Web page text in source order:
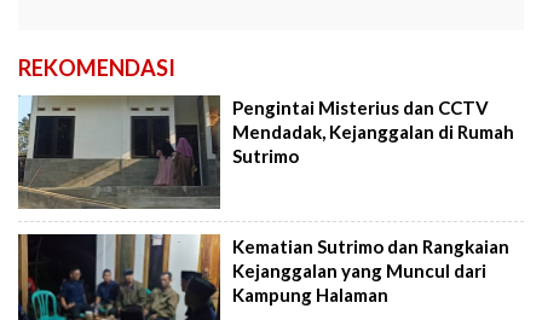
REKOMENDASI
Pengintai Misterius dan CCTV
Mendadak, Kejanggalan di Rumah
Sutrimo
Kematian Sutrimo dan Rangkaian
Kejanggalan yang Muncul dari
Kampung Halaman